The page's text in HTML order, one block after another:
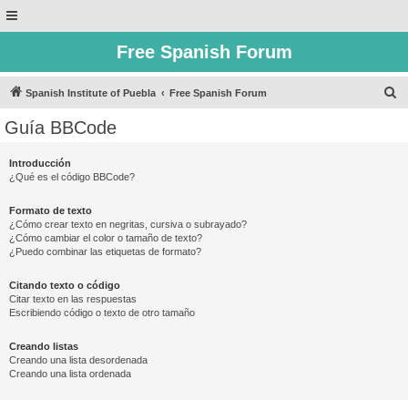
Free Spanish Forum
Spanish Institute of Puebla Free Spanish Forum
Guía BBCode
Introducción
¿Qué es el código BBCode?
Formato de texto
¿Cómo crear texto en negritas, cursiva o subrayado?
¿Cómo cambiar el color o tamaño de texto?
¿Puedo combinar las etiquetas de formato?
Citando texto o código
Citar texto en las respuestas
Escribiendo código o texto de otro tamaño
Creando listas
Creando una lista desordenada
Creando una lista ordenada